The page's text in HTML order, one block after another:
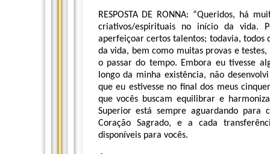
RESPOSTA DE RONNA: “Queridos, há
criativos/espirituais no início da vida.
aperfeiçoar certos talentos; todavia,
da vida, bem como muitas provas e
o passar do tempo. Embora eu tivesse
longo da minha existência, não
que eu estivesse no final dos meus
que vocês buscam equilibrar e
Superior está sempre aguardando para
Coração Sagrado, e a cada
disponíveis para vocês.